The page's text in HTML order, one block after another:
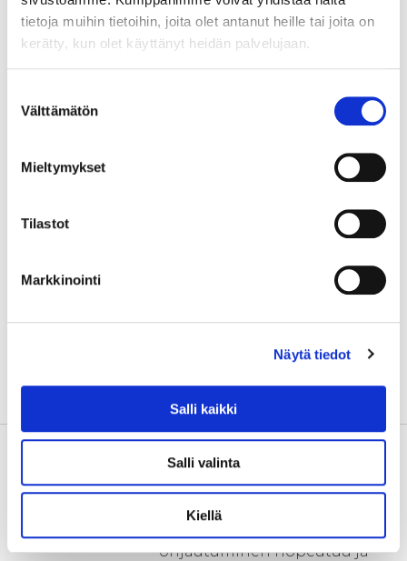
tietoja muihin tietoihin, joita olet antanut heille tai joita on
kerätty, kun olet käyttänyt heidän palvelujaan.
valinta
Välttämätön
Mieltymykset
Tilastot
Markkinointi
Näytä tiedot
Salli kaikki
Salli valinta
Kiellä
muodostaa pohjan hankkeen
asetetuille tavoitteille ja
varmistaa yhteisen
työpaketteja/tavoitteita
työstetään rinnakkain koko
tiedottamista läpi hankkeen.
Kokeiluja toteutetaan ja
työkaluja ja malleja valmistuu.
Arviointi: toteutus koko
hankkeen ajan.
Tulokset
Tuloksina syntyy:
1. Korkeakoulutettujen ja
korkeakoulukelpoisten
maahanmuuttajien
ohjautuminen nopeutuu ja